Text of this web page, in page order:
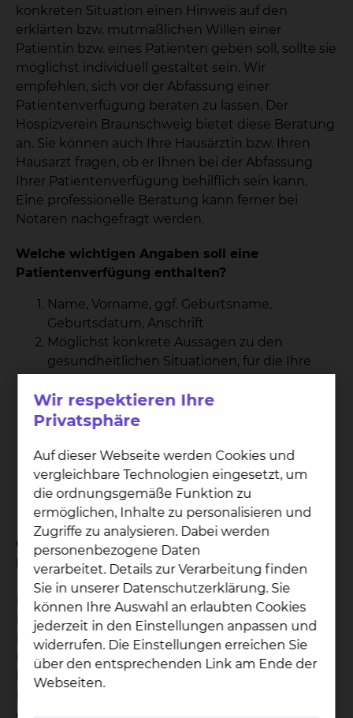
konkreten Situation einen Hinweis auf den
erklärten bzw. mutmaßlichen Willen einer
Patientin bzw. eines Patienten geben soll, sollte sie
möglichst individuell gestaltet sein. Wir
empfehlen, sich vor der Abfassung einer
Patientenverfügung beraten zu lassen. Der
Hospizverein Braunschweig bietet diese Beratung
an. Sie können auch Ihre Hausärztin bzw. Ihren
Hausarzt fragen, ob er Ihnen bei der Abfassung
Ihrer Patientenverfügung behilflich sein kann.
Eine professionelle Beratung kann ferner bei
Notaren nachgefragt werden.
Welche wichtigen Angaben soll eine
Patientenverfügung enthalten?
Name, Vorname, ggf. Geburtsname,
Geburtsdatum, Anschrift
Möglichst konkrete Aussagen zu den
gesundheitlichen Situationen, für die Ihre
Aussagen zu ärztlichen
Behandlungsmaßnahmen, die Sie wünschen
Möglichst Benennung eines
Bevollmächtigten für medizinische
Behandlungsfragen.
Ort, Datum, Unterschrift.
Gibt es geeignete Vordrucke, um eine
Patientenverfügung abzufassen?
Diese Broschüren informieren gründlich über die
Hintergründe zur Patientenverfügung und helfen
Ihnen bei der eigenen Entscheidungsfindung,
welche medizinischen Maßnahmen Sie
befürworten oder ablehnen möchte. Sie bieten
einer schweren Erkrankung zu dokumentieren. Es
Wir respektieren Ihre
Privatsphäre
Auf dieser Webseite werden Cookies und
vergleichbare Technologien eingesetzt, um
die ordnungsgemäße Funktion zu
ermöglichen, Inhalte zu personalisieren und
Zugriffe zu analysieren. Dabei werden
personenbezogene Daten
verarbeitet. Details zur Verarbeitung finden
Sie in unserer Datenschutzerklärung. Sie
können Ihre Auswahl an erlaubten Cookies
jederzeit in den Einstellungen anpassen und
widerrufen. Die Einstellungen erreichen Sie
über den entsprechenden Link am Ende der
Webseiten.